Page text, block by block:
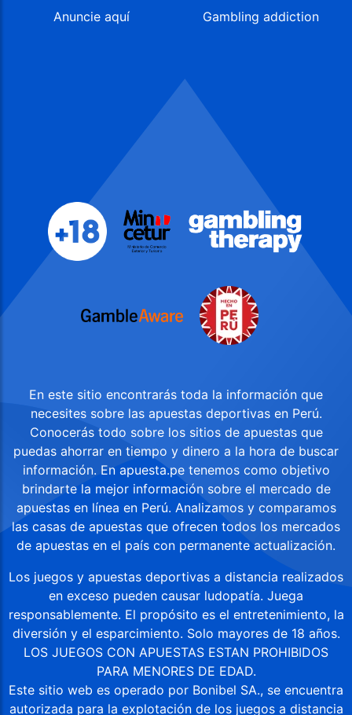
Anuncie aquí
Gambling addiction
En este sitio encontrarás toda la información que
necesites sobre las apuestas deportivas en Perú.
Conocerás todo sobre los sitios de apuestas que
puedas ahorrar en tiempo y dinero a la hora de buscar
información. En apuesta.pe tenemos como objetivo
brindarte la mejor información sobre el mercado de
apuestas en línea en Perú. Analizamos y comparamos
las casas de apuestas que ofrecen todos los mercados
de apuestas en el país con permanente actualización.
Los juegos y apuestas deportivas a distancia realizados
en exceso pueden causar ludopatía. Juega
responsablemente. El propósito es el entretenimiento, la
diversión y el esparcimiento. Solo mayores de 18 años.
LOS JUEGOS CON APUESTAS ESTAN PROHIBIDOS
PARA MENORES DE EDAD.
Este sitio web es operado por Bonibel SA., se encuentra
autorizada para la explotación de los juegos a distancia